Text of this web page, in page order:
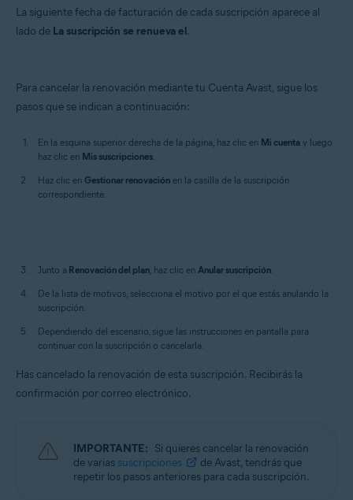
La siguiente fecha de facturación de cada suscripción aparece al
lado de La suscripción se renueva el.
Para cancelar la renovación mediante tu Cuenta Avast, sigue los
pasos que se indican a continuación:
En la esquina superior derecha de la página, haz clic en Mi cuenta y luego
haz clic en Mis suscripciones.
Haz clic en Gestionar renovación en la casilla de la suscripción
correspondiente.
Junto a Renovación del plan, haz clic en Anular suscripción.
De la lista de motivos, selecciona el motivo por el que estás anulando la
suscripción.
Dependiendo del escenario, sigue las instrucciones en pantalla para
continuar con la suscripción o cancelarla.
Has cancelado la renovación de esta suscripción. Recibirás la
confirmación por correo electrónico.
IMPORTANTE: Si quieres cancelar la renovación
de varias suscripciones
de Avast, tendrás que
repetir los pasos anteriores para cada suscripción.